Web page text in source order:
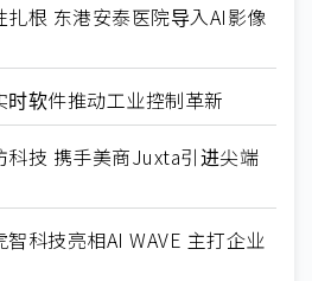
根 东港安泰医院导入AI影像
软件推动工业控制革新
科技 携手美商Juxta引进尖端
科技亮相AI WAVE 主打企业